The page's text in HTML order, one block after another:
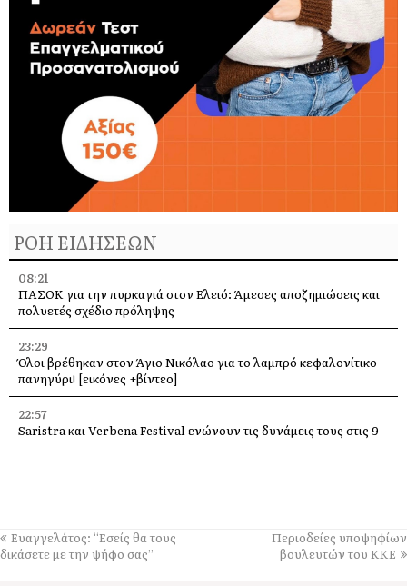
ΡΟΗ ΕΙΔΗΣΕΩΝ
08:21
ΠΑΣΟΚ για την πυρκαγιά στον Ελειό: Άμεσες αποζημιώσεις και
πολυετές σχέδιο πρόληψης
23:29
Όλοι βρέθηκαν στον Άγιο Νικόλαο για το λαμπρό κεφαλονίτικο
πανηγύρι! [εικόνες +βίντεο]
22:57
Saristra και Verbena Festival ενώνουν τις δυνάμεις τους στις 9
Αυγούστου στα Παλιά Βλαχάτα
22:47
Η Κεφαλονιά στη σερβική τηλεόραση – Δημοσιογράφοι του PRVA
στο νησί για μεγάλα αφιερώματα
Ευαγγελάτος: “Εσείς θα τους
δικάσετε με την ψήφο σας”
Περιοδείες υποψηφίων
βουλευτών του ΚΚΕ